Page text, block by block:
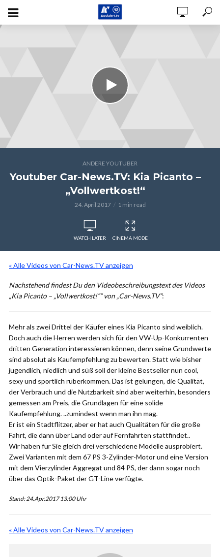
ANDERE YOUTUBER
Youtuber Car-News.TV: Kia Picanto –
„Vollwertkost!“
24. April 2017 1 min read
WATCH LATER CINEMA MODE
« Alle Videos von Car-News.TV anzeigen
Nachstehend findest Du den Videobeschreibungstext des Videos
„Kia Picanto – „Vollwertkost!““ von „Car-News.TV“:
Mehr als zwei Drittel der Käufer eines Kia Picanto sind weiblich.
Doch auch die Herren werden sich für den VW-Up-Konkurrenten
dritten Generation interessieren können, denn seine Grundwerte
sind absolut als Kaufempfehlung zu bewerten. Statt wie bisher
jugendlich, niedlich und süß soll der kleine Bestseller nun cool,
sexy und sportlich rüberkommen. Das ist gelungen, die Qualität,
der Verbrauch und die Nutzbarkeit sind aber weiterhin, besonders
gemessen am Preis, die Grundlagen für eine solide
Kaufempfehlung. ..zumindest wenn man ihn mag.
Er ist ein Stadtflitzer, aber er hat auch Qualitäten für die große
Fahrt, die dann über Land oder auf Fernfahrten stattfindet..
Wir haben für Sie gleich drei verschiedene Modelle ausprobiert.
Zwei Varianten mit dem 67 PS 3-Zylinder-Motor und eine Version
mit dem Vierzylinder Aggregat und 84 PS, der dann sogar noch
über das Optik-Paket der GT-Line verfügte.
Stand: 24.Apr.2017 13:00 Uhr
« Alle Videos von Car-News.TV anzeigen